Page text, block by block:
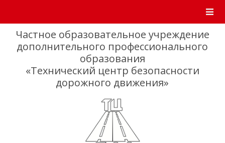
Частное образовательное учреждение
дополнительного профессионального
образования
«Технический центр безопасности
дорожного движения»